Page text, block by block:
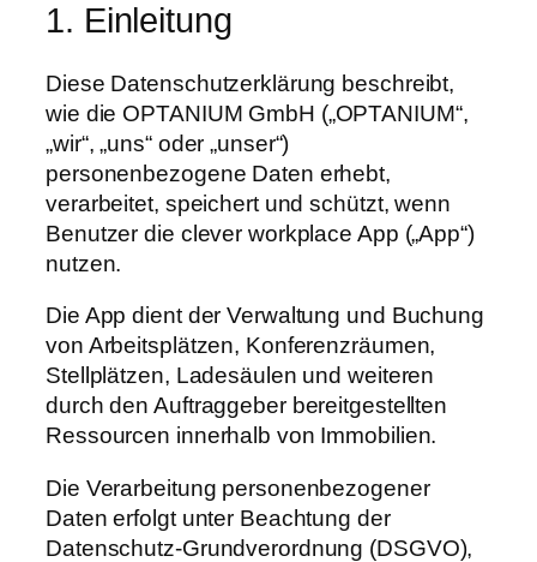
1. Einleitung
Diese Datenschutzerklärung beschreibt,
wie die OPTANIUM GmbH („OPTANIUM“,
„wir“, „uns“ oder „unser“)
personenbezogene Daten erhebt,
verarbeitet, speichert und schützt, wenn
Benutzer die clever workplace App („App“)
nutzen.
Die App dient der Verwaltung und Buchung
von Arbeitsplätzen, Konferenzräumen,
Stellplätzen, Ladesäulen und weiteren
durch den Auftraggeber bereitgestellten
Ressourcen innerhalb von Immobilien.
Die Verarbeitung personenbezogener
Daten erfolgt unter Beachtung der
Datenschutz-Grundverordnung (DSGVO),